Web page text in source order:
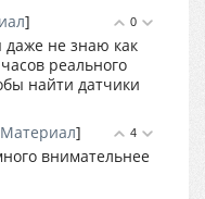
0
]
даже не знаю как
реального
найти датчики
4
Материал]
внимательнее